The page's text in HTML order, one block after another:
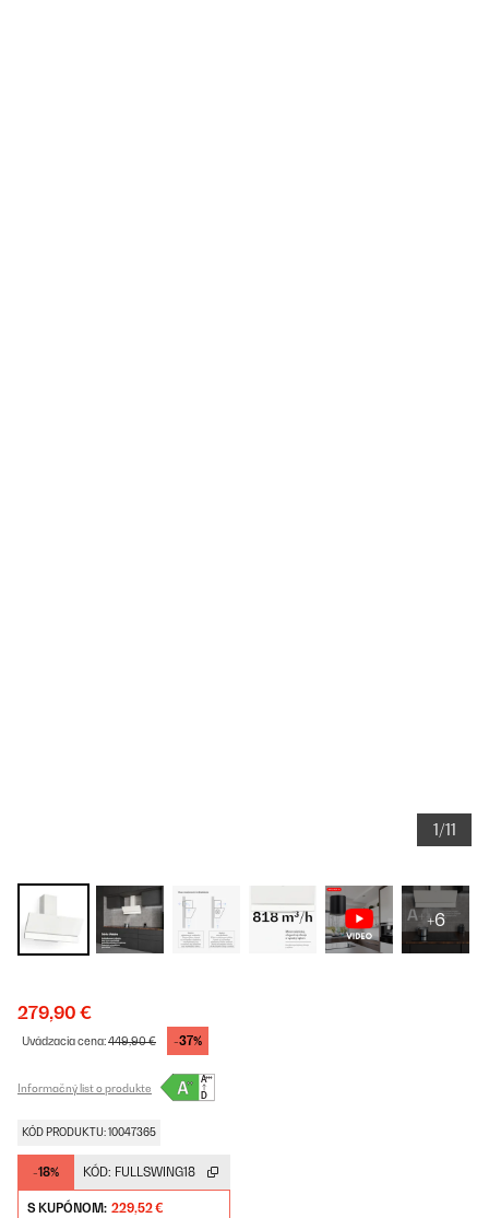
1/11
+6
279,90 €
Uvádzacia cena:449,90 € -37%
Informačný list o produkte
KÓD PRODUKTU: 10047365
-18% KÓD: FULLSWING18
S KUPÓNOM: 229,52 €